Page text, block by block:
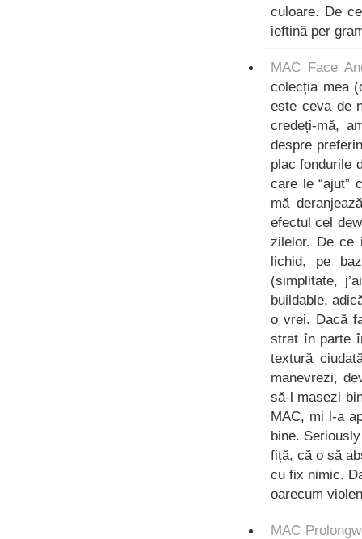
culoare. De
ieftină per
MAC Face
colecția mea
este ceva de
credeți-mă,
despre
plac fondurile
care le “ajut”
mă
efectul cel
zilelor. De ce
lichid, pe
(simplitate,
buildable,
o vrei. Dacă
strat în parte
textură
manevrezi,
să-l masezi
MAC, mi l-a
bine.
fiță, că o să
cu fix nimic.
oarecum
MAC